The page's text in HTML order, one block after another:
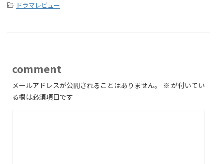
- ドラマレビュー
comment
メールアドレスが公開されることはありません。 ※ が付いてい
る欄は必須項目です